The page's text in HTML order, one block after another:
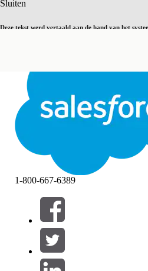
Sluiten
Deze tekst werd vertaald aan de hand van het
Sluiten Sluiten
Filters (0)
FILTERS SELECTEREN
Productgebied
1-800-667-6389